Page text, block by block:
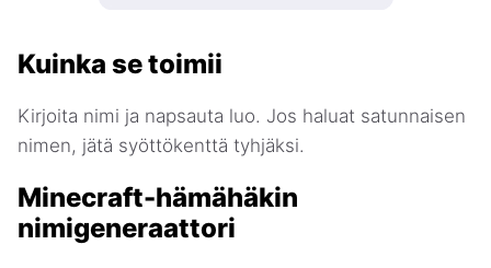
Kuinka se toimii
Kirjoita nimi ja napsauta luo. Jos haluat satunnaisen
nimen, jätä syöttökenttä tyhjäksi.
Minecraft-hämähäkin
nimigeneraattori